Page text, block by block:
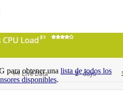
para obtener una lista de todos los
disponibles.